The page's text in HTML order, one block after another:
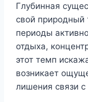
Глубинная
свой природный
периоды
отдыха,
этот темп
возникает
лишения связи